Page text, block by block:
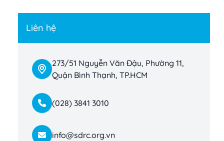
Liên hệ
273/51 Nguyễn Văn Đậu, Phường 11,
Quận Bình Thạnh, TP.HCM
(028) 3841 3010
info@sdrc.org.vn